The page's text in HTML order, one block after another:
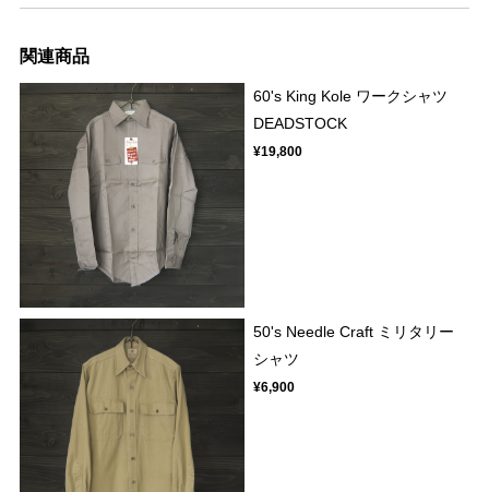
関連商品
60's King Kole ワークシャツ
DEADSTOCK
¥19,800
50's Needle Craft ミリタリー
シャツ
¥6,900